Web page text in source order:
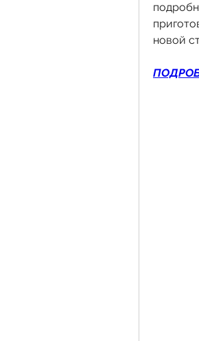
новой